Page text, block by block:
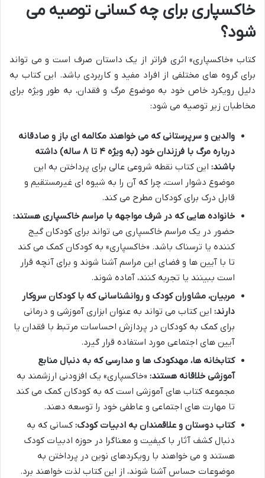
خاکسپاری برای چه کسانی توصیه می
شود؟
کتاب «خاکسپاری» اثری فراتر از یک داستان صرف است و می تواند
برای گروه های مختلفی از افراد مفید و کاربردی باشد. این کتاب به
دلیل رویکرد خاص خود به موضوع مرگ و فقدان، به طور ویژه برای
مخاطبان زیر توصیه می شود:
والدین و سرپرستانی که می خواهند مکالمه ای باز و صادقانه
درباره مرگ با فرزندان خود (به ویژه ۴ تا ۸ ساله) داشته
باشند: این کتاب نقطه شروعی عالی برای پرداختن به این
موضوع دشوار است، چرا که آن را به شیوه ای غیرمستقیم و
قابل درک برای کودکان مطرح می کند.
خانواده هایی که در شرف مواجهه با مراسم خاکسپاری هستند:
حضور در یک مراسم خاکسپاری می تواند برای کودکان گیج
کننده یا ترسناک باشد. «خاکسپاری» به کودکان کمک می کند
تا با آیین ها و فضای این مراسم آشنا شوند و برای آنچه قرار
است ببینند یا تجربه کنند، آماده شوند.
مربیان، مشاوران کودک و روانشناسانی که با کودکان سروکار
دارند: این کتاب می تواند به عنوان ابزاری آموزشی و درمانی
برای کمک به کودکان در پردازش احساسات مرتبط با فقدان یا
آیین های اجتماعی مورد استفاده قرار گیرد.
کتابخانه ها، مهدکودک ها و مدارسی که به دنبال منابع
آموزشی خلاقانه هستند: «خاکسپاری» یک افزودنی ارزشمند به
مجموعه کتاب های آموزشی است که به کودکان کمک می کند
تا مهارت های اجتماعی و عاطفی خود را توسعه دهند.
کتاب دوستان و علاقمندان به ادبیات کودک: کسانی که به
دنبال کشف آثار با کیفیت و معناگرا در حوزه ادبیات کودک
هستند و می خواهند با رویکردهای نوین در پرداختن به
موضوعات حساس آشنا شوند، از این کتاب لذت خواهند برد.